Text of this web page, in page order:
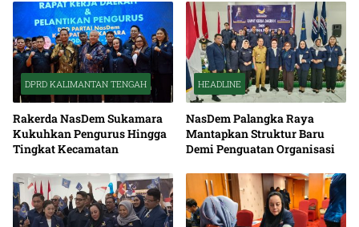
DPRD KALIMANTAN TENGAH
Rakerda NasDem Sukamara
Kukuhkan Pengurus Hingga
Tingkat Kecamatan
HEADLINE
NasDem Palangka Raya
Mantapkan Struktur Baru
Demi Penguatan Organisasi